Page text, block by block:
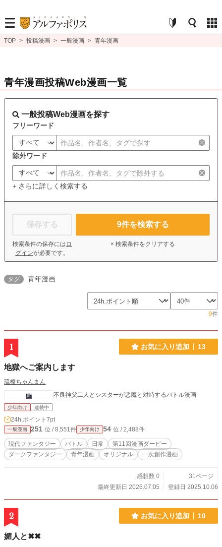
TOP > 投稿漫画 > 一般漫画 > 青年漫画
青年漫画投稿Web漫画一覧
一般投稿Web漫画を探す
フリーワード
除外ワード
+ さらに詳しく検索する
保存する
検索条件の保存には ロ
グインが必要です。
9件を検索する
× 検索条件をクリアする
タグ 青年漫画
9件
1 お気に入り追加 13
地獄へご案内します
琉榎ちゃんまん
不良神父二人とシスターが悪魔と対峙するバトル漫画
少年向け 連載中
24h.ポイント 7pt
一般漫画 251 位 / 8,551件 少年向け 54 位 / 2,488件
現代ファンタジー バトル 日常
第11回漫画ダービー
ダークファンタジー
青年漫画 オリジナル 一次創作漫画
感想数 0
31ページ
最終更新日 2026.07.05
登録日 2025.10.06
2 お気に入り追加 10
媚人と✖✖